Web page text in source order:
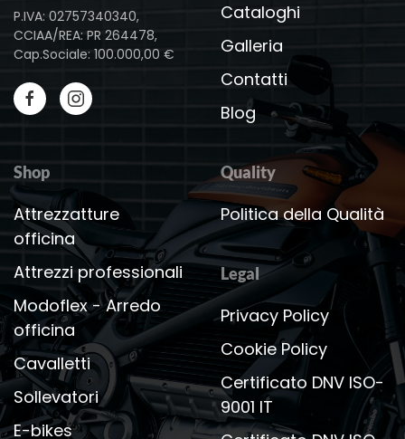
P.IVA: 02757340340,
CCIAA/REA: PR 264478,
Cap.Sociale: 100.000,00 €
Cataloghi
Galleria
Contatti
Blog
Shop
Attrezzatture
officina
Attrezzi professionali
Modoflex - Arredo
officina
Cavalletti
Sollevatori
E-bikes
Quality
Politica della Qualità
Legal
Privacy Policy
Cookie Policy
Certificato DNV ISO-
9001 IT